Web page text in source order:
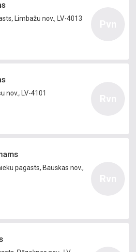
Limbažu nov., LV-4013
nov., LV-4101
pagasts, Bauskas nov.,